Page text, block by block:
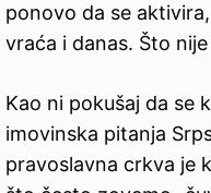
ponovo da se
vraća i danas. Što
Kao ni pokušaj da se
imovinska pitanja
pravoslavna crkva je